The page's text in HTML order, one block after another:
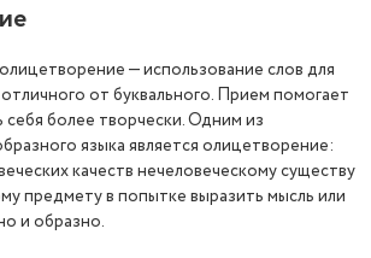
— использование слов для
от буквального. Прием помогает
себя более творчески. Одним из
языка является олицетворение:
качеств нечеловеческому существу
предмету в попытке выразить мысль или
и образно.